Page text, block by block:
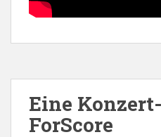
Eine
ForScore